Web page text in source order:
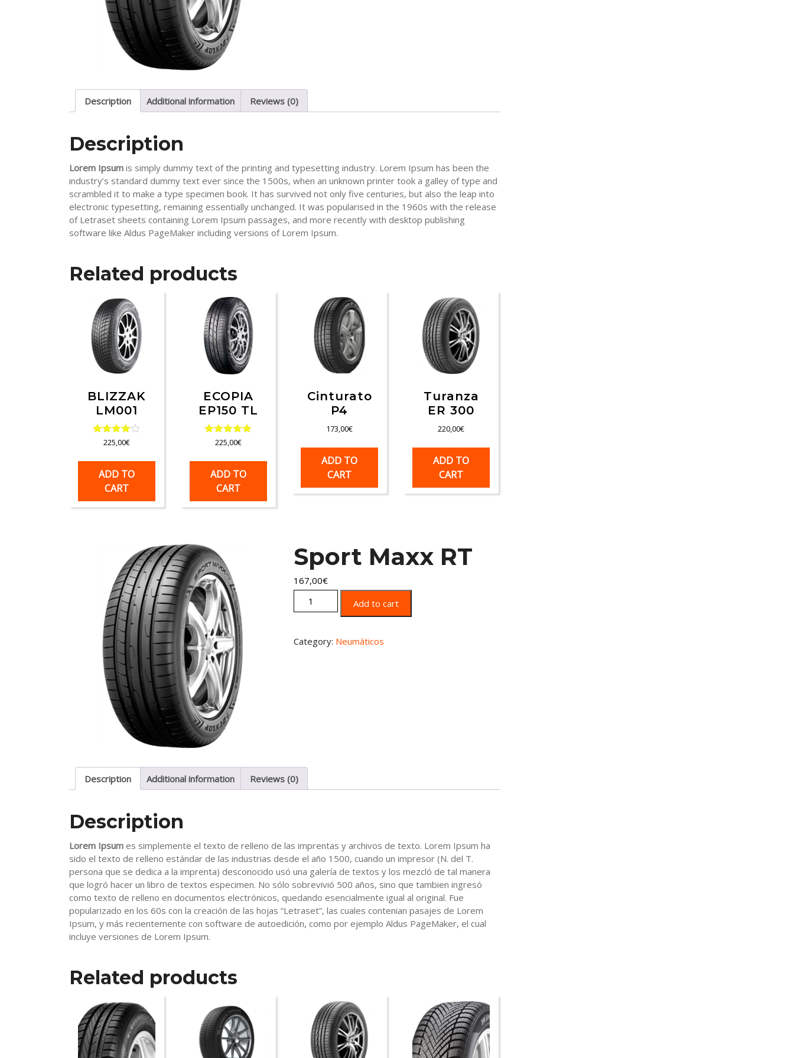
Description Additional information Reviews (0)
Description
Lorem Ipsum is simply dummy text of the printing and typesetting industry. Lorem Ipsum has been the
industry’s standard dummy text ever since the 1500s, when an unknown printer took a galley of type and
scrambled it to make a type specimen book. It has survived not only five centuries, but also the leap into
electronic typesetting, remaining essentially unchanged. It was popularised in the 1960s with the release
of Letraset sheets containing Lorem Ipsum passages, and more recently with desktop publishing
software like Aldus PageMaker including versions of Lorem Ipsum.
Related products
BLIZZAK
LM001
Rated
225,00€
ADD TO
CART
ECOPIA
EP150 TL
Rated
225,00€
ADD TO
CART
Cinturato
P4
173,00€
ADD TO
CART
Turanza
ER 300
220,00€
ADD TO
CART
Sport Maxx RT
167,00€
Add to cart
Category: Neumáticos
Description Additional information Reviews (0)
Description
Lorem Ipsum es simplemente el texto de relleno de las imprentas y archivos de texto. Lorem Ipsum ha
sido el texto de relleno estándar de las industrias desde el año 1500, cuando un impresor (N. del T.
persona que se dedica a la imprenta) desconocido usó una galería de textos y los mezcló de tal manera
que logró hacer un libro de textos especimen. No sólo sobrevivió 500 años, sino que tambien ingresó
como texto de relleno en documentos electrónicos, quedando esencialmente igual al original. Fue
popularizado en los 60s con la creación de las hojas “Letraset”, las cuales contenian pasajes de Lorem
Ipsum, y más recientemente con software de autoedición, como por ejemplo Aldus PageMaker, el cual
incluye versiones de Lorem Ipsum.
Related products